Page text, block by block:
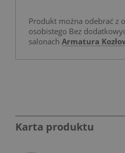
Produkt można odebrać z
osobistego Bez
salonach Armatura
Karta produktu